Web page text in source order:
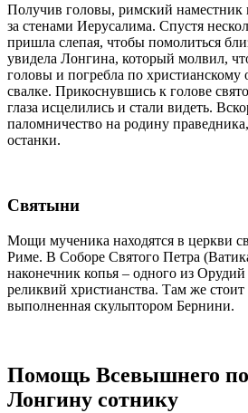
Получив головы, римский наместник
за стенами Иерусалима. Спустя
пришла слепая, чтобы помолиться
увидела Лонгина, который молвил,
головы и погребла по
свалке. Прикоснувшись к голове
глаза исцелились и стали видеть.
паломничество на родину
останки.
Святыни
Мощи мученика находятся в церкви
Риме. В Соборе Святого Петра
наконечник копья – одного из
реликвий христианства. Там же стоит
выполненная скульптором Бернини.
Помощь Всевышнего по
Лонгину сотнику